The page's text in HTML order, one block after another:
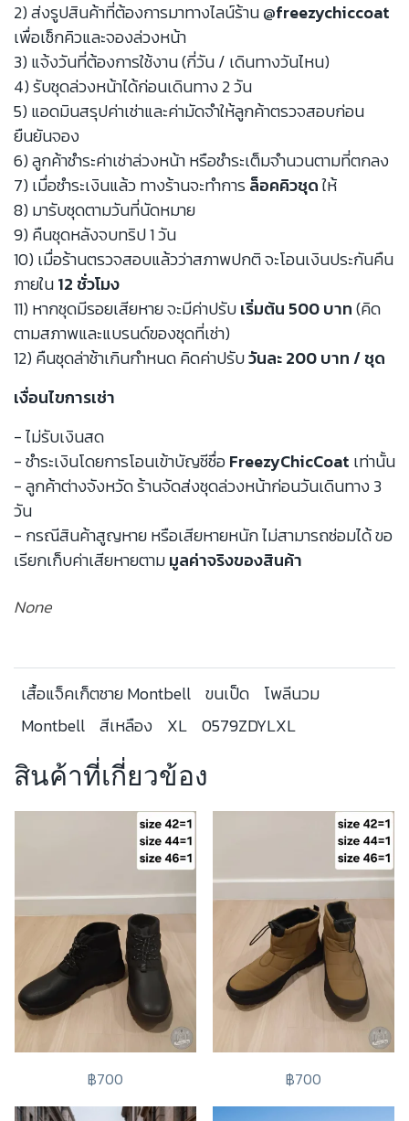
2) ส่งรูปสินค้าที่ต้องการมาทางไลน์ร้าน@freezychiccoat
เพื่อเช็กคิวและจองล่วงหน้า
3) แจ้งวันที่ต้องการใช้งาน (กี่วัน / เดินทางวันไหน)
4) รับชุดล่วงหน้าได้ก่อนเดินทาง 2 วัน
5) แอดมินสรุปค่าเช่าและค่ามัดจำให้ลูกค้าตรวจสอบก่อน
ยืนยันจอง
6) ลูกค้าชำระค่าเช่าล่วงหน้า หรือชำระเต็มจำนวนตามที่ตกลง
7) เมื่อชำระเงินแล้ว ทางร้านจะทำการล็อคคิวชุดให้
8) มารับชุดตามวันที่นัดหมาย
9) คืนชุดหลังจบทริป 1 วัน
10) เมื่อร้านตรวจสอบแล้วว่าสภาพปกติ จะโอนเงินประกันคืน
ภายใน12 ชั่วโมง
11) หากชุดมีรอยเสียหาย จะมีค่าปรับเริ่มต้น 500 บาท(คิด
ตามสภาพและแบรนด์ของชุดที่เช่า)
12) คืนชุดล่าช้าเกินกำหนด คิดค่าปรับวันละ 200 บาท / ชุด
เงื่อนไขการเช่า
- ไม่รับเงินสด
- ชำระเงินโดยการโอนเข้าบัญชีชื่อFreezyChicCoat เท่านั้น
- ลูกค้าต่างจังหวัด ร้านจัดส่งชุดล่วงหน้าก่อนวันเดินทาง 3
วัน
- กรณีสินค้าสูญหาย หรือเสียหายหนัก ไม่สามารถซ่อมได้ ขอ
เรียกเก็บค่าเสียหายตามมูลค่าจริงของสินค้า
None
เสื้อแจ็คเก็ตชาย Montbell ขนเป็ด
โพลีนวม
Montbell สีเหลือง XL 0579ZDYLXL
สินค้าที่เกี่ยวข้อง
฿700 ฿700